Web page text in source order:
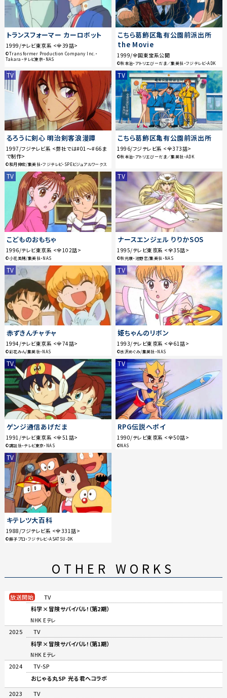
トランスフォーマー カーロボット
1999/テレビ東京系 <全39話>
©Transformer Production Company Inc.・
Takara・テレビ東京・NAS
こちら葛飾区亀有公園前派出所
the Movie
1999/全国東宝系公開
©秋本治・アトリエびーだま／集英社・フジテレビ・ADK
TV
るろうに剣心 明治剣客浪漫譚
1997/フジテレビ系 <弊社では#01〜#66ま
で制作>
©和月伸宏/集英社・フジテレビ・SPEビジュアルワークス
TV
こちら葛飾区亀有公園前派出所
1996/フジテレビ系 <全373話>
©秋本治・アトリエびーだま／集英社・ADK
TV
こどものおもちゃ
1996/テレビ東京系 <全102話>
©小花美穂/集英社・NAS
TV
ナースエンジェル りりかSOS
1995/テレビ東京系 <全35話>
©秋元康・池野恋/集英社・NAS
TV
赤ずきんチャチャ
1994/テレビ東京系 <全74話>
©彩花みん/集英社・NAS
TV
姫ちゃんのリボン
1993/テレビ東京系 <全61話>
©水沢めぐみ/集英社・NAS
TV
ゲンジ通信あげだま
1991/テレビ東京系 <全51話>
©講談社・テレビ東京・NAS
TV
RPG伝説ヘポイ
1990/テレビ東京系 <全50話>
©NAS
TV
キテレツ大百科
1988/フジテレビ系 <全331話>
©藤子プロ・フジテレビ・ASATSU-DK
OTHER WORKS
放送開始
TV
科学×冒険サバイバル!（第2期）
NHK Eテレ
2025
TV
科学×冒険サバイバル!（第1期）
NHK Eテレ
2024
TV-SP
おじゃる丸SP 光る君へコラボ
2023
TV